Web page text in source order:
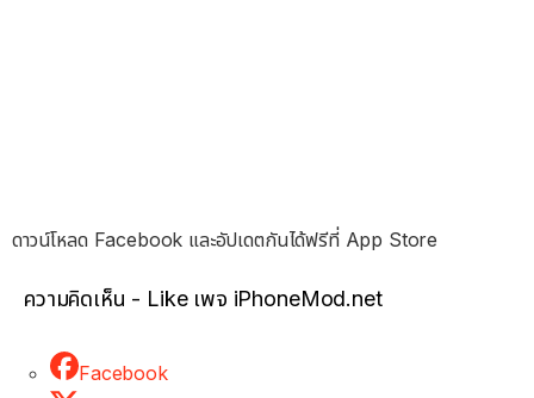
ดาวน์โหลด Facebook และอัปเดตกันได้ฟรีที่ App Store
ความคิดเห็น - Like เพจ iPhoneMod.net
Facebook